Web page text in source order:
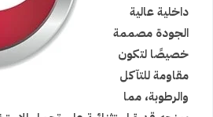
داخلية عالية
الجودة مصممة
خصيصًا لتكون
مقاومة للتآكل
والرطوبة، مما